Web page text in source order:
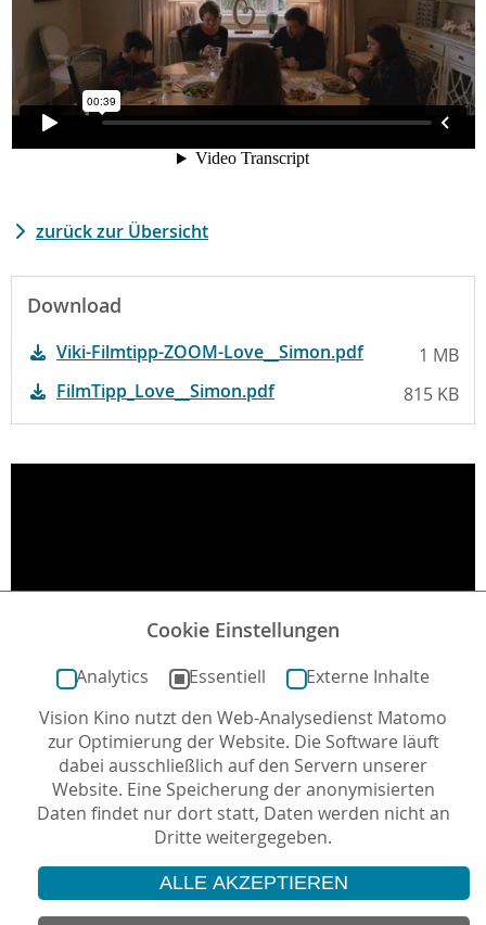
zurück zur Übersicht
Download
Viki-Filmtipp-ZOOM-Love__Simon.pdf
1 MB
FilmTipp_Love__Simon.pdf
815 KB
© 2026 Vision Kino
Cookie Einstellungen
Analytics Essentiell
Externe Inhalte
Vision Kino nutzt den Web-Analysedienst Matomo
zur Optimierung der Website. Die Software läuft
dabei ausschließlich auf den Servern unserer
Website. Eine Speicherung der anonymisierten
Daten findet nur dort statt, Daten werden nicht an
Dritte weitergegeben.
ALLE AKZEPTIEREN